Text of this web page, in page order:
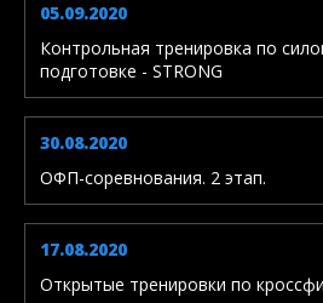
05.09.2020
Контрольная тренировка по
подготовке - STRONG
30.08.2020
ОФП-соревнования. 2 этап.
17.08.2020
Открытые тренировки по